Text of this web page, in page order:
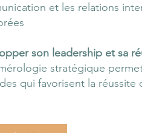
et les relations
son leadership et sa
stratégique
qui favorisent la réussite